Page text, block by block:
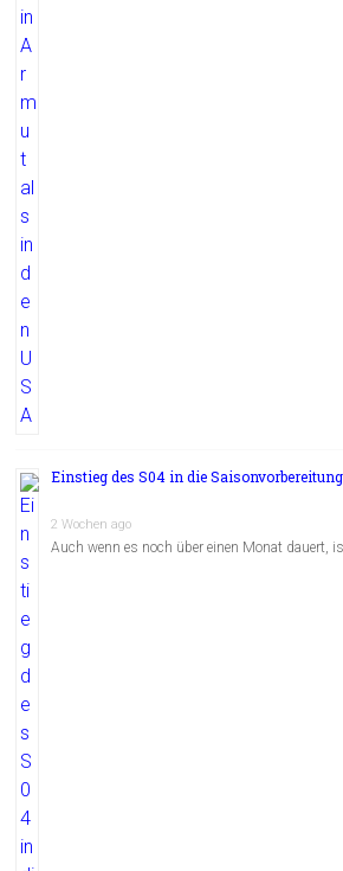
Einstieg des S04 in die Saisonvorbereitung
2 Wochen ago
Auch wenn es noch über einen Monat dauert,